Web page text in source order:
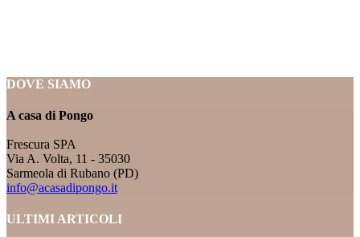
DOVE SIAMO
A casa di Pongo
Frescura SPA
Via A. Volta, 11 - 35030
Sarmeola di Rubano (PD)
info@acasadipongo.it
ULTIMI ARTICOLI